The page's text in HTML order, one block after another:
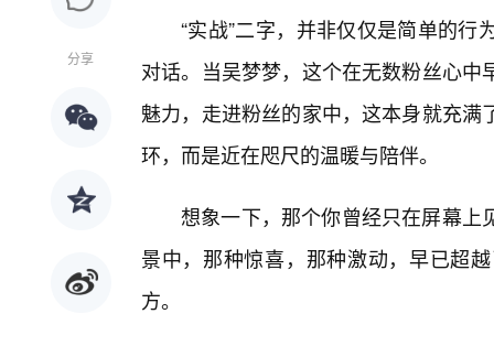
分享
“实战”二字，并非仅仅是简单的
对话。当吴梦梦，这个在无数粉丝心
魅力，走进粉丝的家中，这本身就充
环，而是近在咫尺的温暖与陪伴。
想象一下，那个你曾经只在屏幕上
景中，那种惊喜，那种激动，早已超
方。